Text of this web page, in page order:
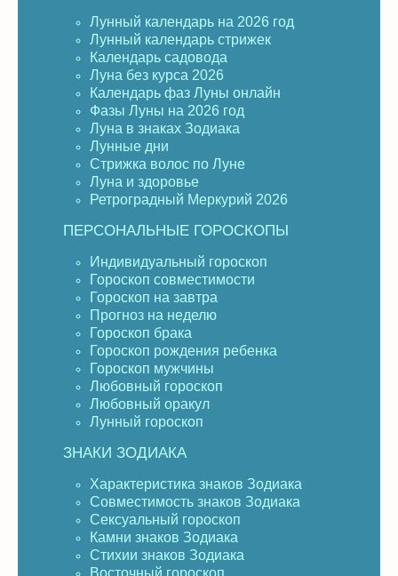
Лунный календарь на 2026 год
Лунный календарь стрижек
Календарь садовода
Луна без курса 2026
Календарь фаз Луны онлайн
Фазы Луны на 2026 год
Луна в знаках Зодиака
Лунные дни
Стрижка волос по Луне
Луна и здоровье
Ретроградный Меркурий 2026
ПЕРСОНАЛЬНЫЕ ГОРОСКОПЫ
Индивидуальный гороскоп
Гороскоп совместимости
Гороскоп на завтра
Прогноз на неделю
Гороскоп брака
Гороскоп рождения ребенка
Гороскоп мужчины
Любовный гороскоп
Любовный оракул
Лунный гороскоп
ЗНАКИ ЗОДИАКА
Характеристика знаков Зодиака
Совместимость знаков Зодиака
Сексуальный гороскоп
Камни знаков Зодиака
Стихии знаков Зодиака
Восточный гороскоп